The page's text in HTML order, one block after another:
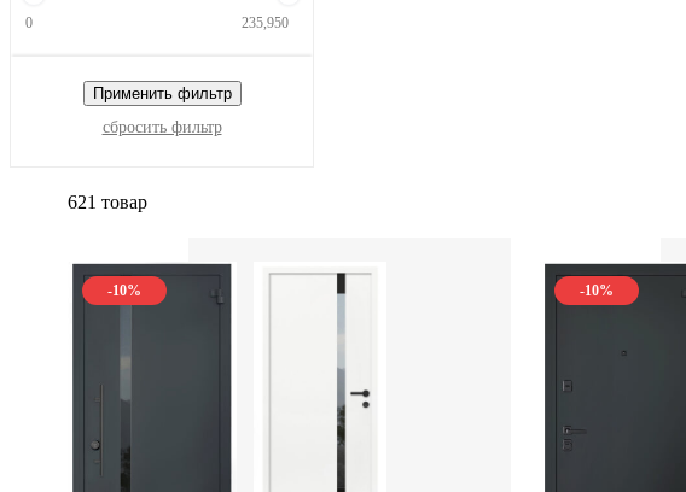
0 235,950
Применить фильтр
сбросить фильтр
621 товар
-10% -10%